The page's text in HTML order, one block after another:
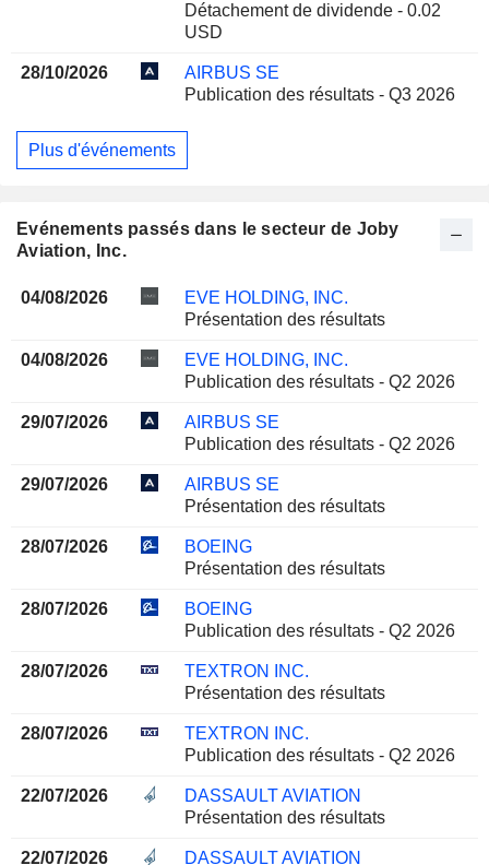
Détachement de dividende - 0.02
USD
28/10/2026
AIRBUS SE
Publication des résultats - Q3 2026
Plus d'événements
Evénements passés dans le secteur de Joby
Aviation, Inc.
04/08/2026
EVE HOLDING, INC.
Présentation des résultats
04/08/2026
EVE HOLDING, INC.
Publication des résultats - Q2 2026
29/07/2026
AIRBUS SE
Publication des résultats - Q2 2026
29/07/2026
AIRBUS SE
Présentation des résultats
28/07/2026
BOEING
Présentation des résultats
28/07/2026
BOEING
Publication des résultats - Q2 2026
28/07/2026
TEXTRON INC.
Présentation des résultats
28/07/2026
TEXTRON INC.
Publication des résultats - Q2 2026
22/07/2026
DASSAULT AVIATION
Présentation des résultats
22/07/2026 DASSAULT AVIATION